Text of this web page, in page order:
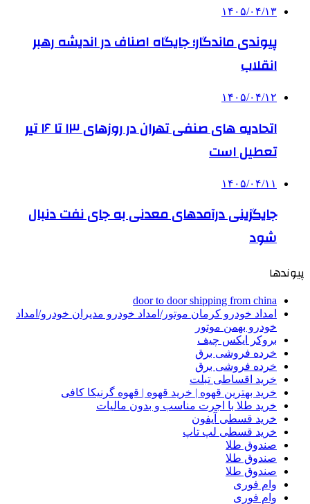
۱۴۰۵/۰۴/۱۳
پیوندی ماندگار؛ جایگاه اصناف در اندیشه رهبر
انقلاب
۱۴۰۵/۰۴/۱۲
اتحادیه های صنفی تهران در روزهای ۱۳ تا ۱۶ تیر
تعطیل است
۱۴۰۵/۰۴/۱۱
جایگزینی درآمدهای معدنی به جای نفت دنبال
شود
پیوندها
door to door shipping from china
امداد خودرو کرمان موتور/امداد خودرو مدیران خودرو/امداد
خودرو بهمن موتور
بروکر ایکس چیف
خرده فروشی برق
خرده فروشی برق
خرید اقساطی تبلت
خرید بهترین قهوه | خرید قهوه | قهوه گرنیکا کافی
خرید طلا با اجرت مناسب و بدون مالیات
خرید قسطی آیفون
خرید قسطی لپ تاپ
صندوق طلا
صندوق طلا
صندوق طلا
وام فوری
وام فوری